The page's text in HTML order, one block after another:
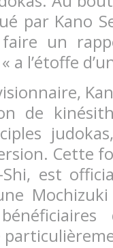
par Kano
un
a l’étoffe
de
Cette
Shi, est